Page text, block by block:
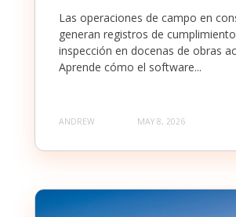
Las operaciones de campo en
generan registros de
inspección en docenas de obras
Aprende cómo el software...
ANDREW MAY 8, 2026